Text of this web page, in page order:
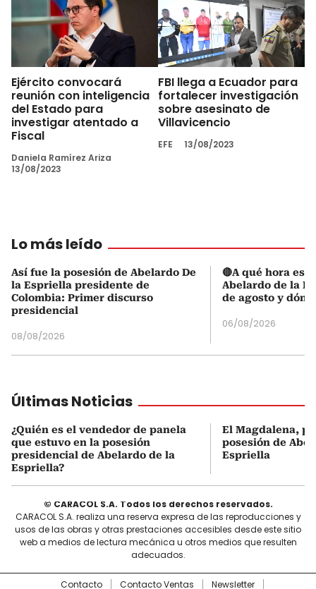
Ejército convocará
reunión con inteligencia
del Estado para
investigar atentado a
Fiscal
Daniela Ramírez Ariza
13/08/2023
FBI llega a Ecuador para
fortalecer investigación
sobre asesinato de
Villavicencio
EFE 13/08/2023
Lo más leído
Así fue la posesión de Abelardo De
la Espriella presidente de
Colombia: Primer discurso
presidencial
08/08/2026
🔴A qué hora es
Abelardo de la
de agosto y
06/08/2026
Últimas Noticias
¿Quién es el vendedor de panela
que estuvo en la posesión
presidencial de Abelardo de la
Espriella?
El Magdalena,
posesión de
Espriella
© CARACOL S.A. Todos los derechos reservados.
CARACOL S.A. realiza una reserva expresa de las reproducciones y
usos de las obras y otras prestaciones accesibles desde este sitio
web a medios de lectura mecánica u otros medios que resulten
adecuados.
Contacto Contacto Ventas Newsletter